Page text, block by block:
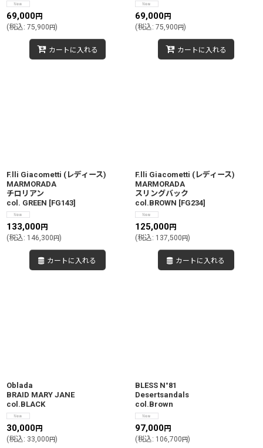
69,000円
(税込: 75,900円)
カートに入れる
69,000円
(税込: 75,900円)
カートに入れる
F.lli Giacometti (レディース)
MARMORADA
チロリアン
col. GREEN [FG143]
133,000円
(税込: 146,300円)
カートに入れる
F.lli Giacometti (レディース)
MARMORADA
スリングバック
col.BROWN [FG234]
125,000円
(税込: 137,500円)
カートに入れる
Oblada
BRAID MARY JANE
col.BLACK
30,000円
(税込: 33,000円)
BLESS N°81
Desertsandals
col.Brown
97,000円
(税込: 106,700円)